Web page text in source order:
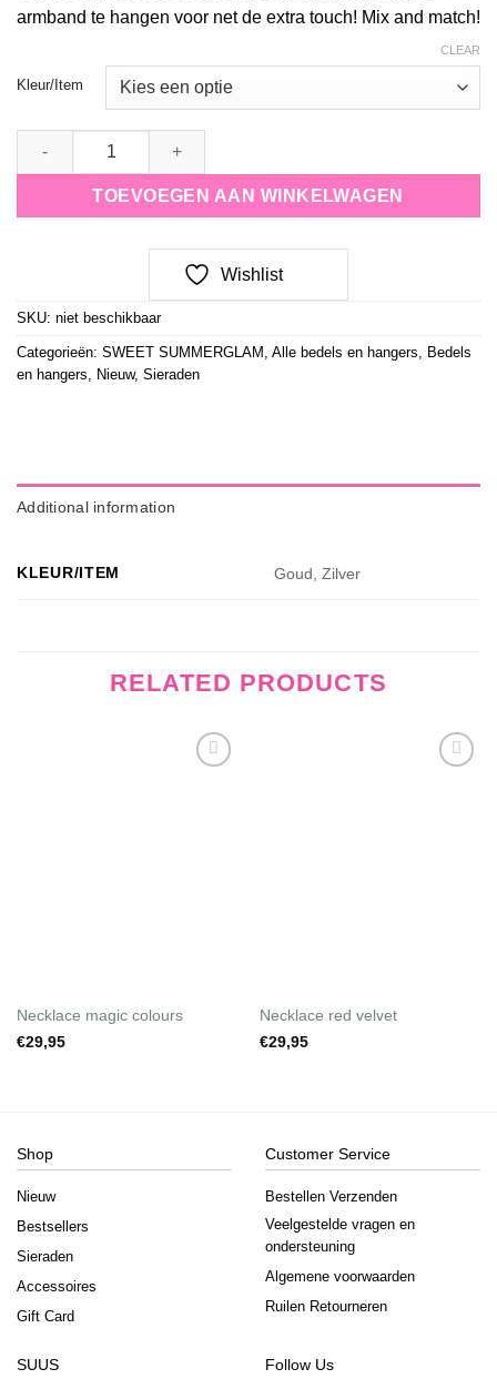
armband te hangen voor net de extra touch! Mix and match!
Kleur/Item
CLEAR
TOEVOEGEN AAN WINKELWAGEN
Wishlist
SKU: niet beschikbaar
Categorieën: SWEET SUMMERGLAM , Alle bedels en hangers, Bedels
en hangers, Nieuw, Sieraden
Additional information
KLEUR/ITEM Goud, Zilver
RELATED PRODUCTS
Necklace magic colours
€29,95
Necklace red velvet
€29,95
Shop
Nieuw
Bestsellers
Sieraden
Accessoires
Gift Card
Customer Service
Bestellen Verzenden
Veelgestelde vragen en
ondersteuning
Algemene voorwaarden
Ruilen Retourneren
SUUS Follow Us